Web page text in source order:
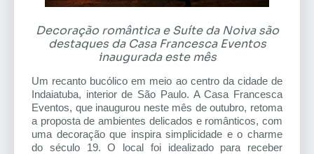
Decoração romântica e Suíte da Noiva são
destaques da Casa Francesca Eventos
inaugurada este mês
Um recanto bucólico em meio ao centro da cidade de
Indaiatuba, interior de São Paulo. A Casa Francesca
Eventos, que inaugurou neste mês de outubro, retoma
a proposta de ambientes delicados e românticos, com
uma decoração que inspira simplicidade e o charme
do século 19. O local foi idealizado para receber